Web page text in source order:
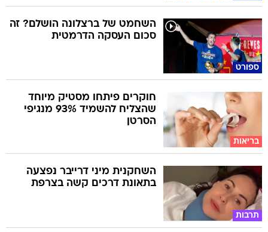
ספורט
השחמט של ברצלונה הושלם? זה
סכום העסקה הדרמטית
בריאות
חוקרים פיתחו מסטיק מיוחד
שהצליח להשמיד 93% מנגיפי
הסרטן
תרבות
השחקנית מיני דרייבר נפצעה
בתאונת דרכים קשה בצרפת